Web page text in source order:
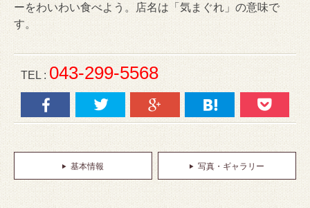
ーをわいわい食べよう。店名は「気まぐれ」の意味で
す。
TEL :043-299-5568
基本情報 写真・ギャラリー